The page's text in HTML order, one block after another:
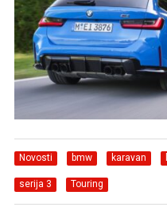
Novosti bmw karavan
serija 3 Touring